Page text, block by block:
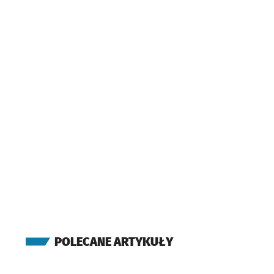
POLECANE ARTYKUŁY